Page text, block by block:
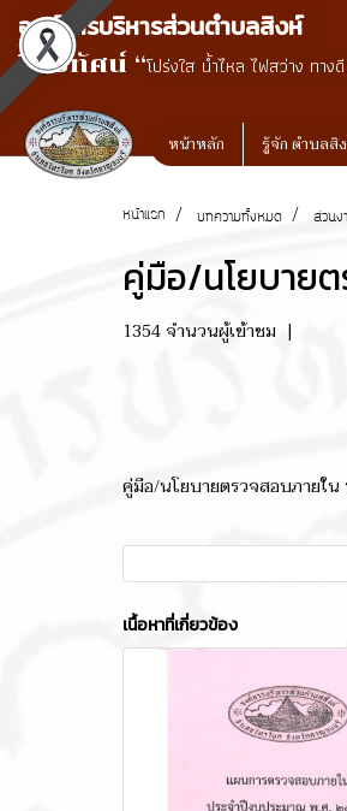
องค์การบริหารส่วนตำบลสิงห์
วิสัยทัศน์ “โปร่งใส น้ำไหล ไฟสว่าง ทา
หน้าหลัก รู้จัก ตำบลสิ
หน้าแรก บทความทั้งหมด ส่วนง
คู่มือ/นโยบาย
1354 จำนวนผู้เข้าชม |
คู่มือ/นโยบายตรวจสอบภายใ
เนื้อหาที่เกี่ยวข้อง